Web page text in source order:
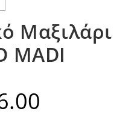
Μαξιλάρι
MADI